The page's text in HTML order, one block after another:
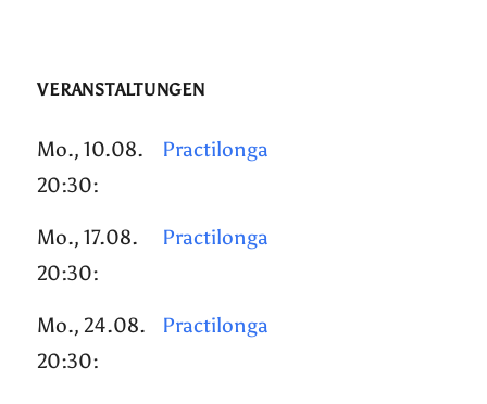
VERANSTALTUNGEN
Mo., 10.08.
20:30:
Practilonga
Mo., 17.08.
20:30:
Practilonga
Mo., 24.08.
20:30:
Practilonga